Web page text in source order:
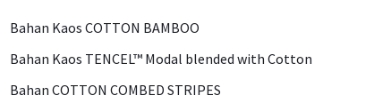
Bahan Kaos COTTON BAMBOO
Bahan Kaos TENCEL™ Modal blended with Cotton
Bahan COTTON COMBED STRIPES